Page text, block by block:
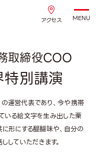
アクセス MENU
取締役COO
別講演
運営代表であり、今や携帯
いる絵文字を生み出した栗
形にする醍醐味や、自分の
していただきます。